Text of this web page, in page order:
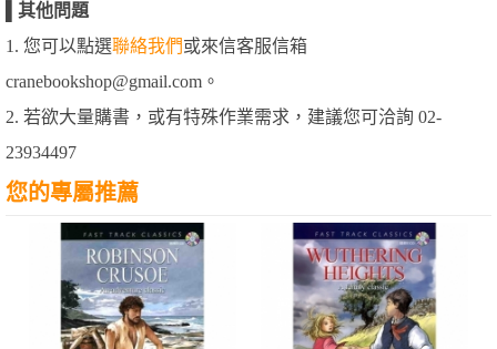
其他問題
1. 您可以點選聯絡我們或來信客服信箱
cranebookshop@gmail.com。
2. 若欲大量購書，或有特殊作業需求，建議您可洽詢 02-
23934497
您的專屬推薦